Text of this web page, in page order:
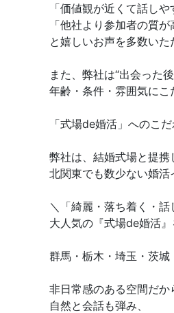
「価値観が近くて話しや
「他社より参加者の質が
と嬉しいお声を多数いた
また、弊社は“出会った
年齢・条件・雰囲気にこ
「式場de婚活」へのこだ
弊社は、結婚式場と提携
北関東でも数少ない婚活
＼「綺麗・落ち着く・
大人気の『式場de婚活』
群馬・栃木・埼玉・茨城
非日常感のある空間だか
自然と会話も弾み、